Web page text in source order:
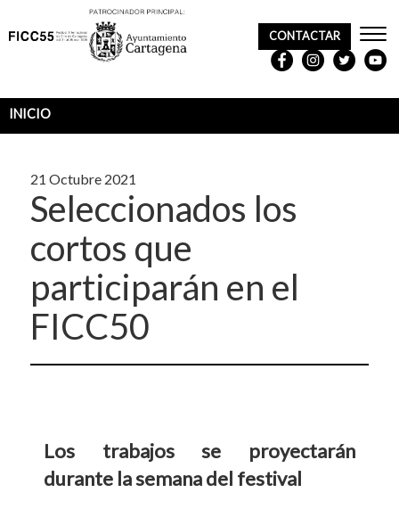
REDES
CONTACTAR
Sobrescribir
ayuda
navegación
INICIO
21 Octubre 2021
Seleccionados los
cortos que
participarán en el
FICC50
Los trabajos se proyectarán
durante la semana del festival